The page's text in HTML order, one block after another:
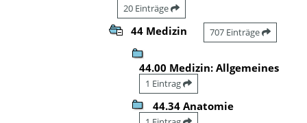
20 Einträge
44 Medizin 707 Einträge
44.00 Medizin: Allgemeines
1 Eintrag
44.34 Anatomie